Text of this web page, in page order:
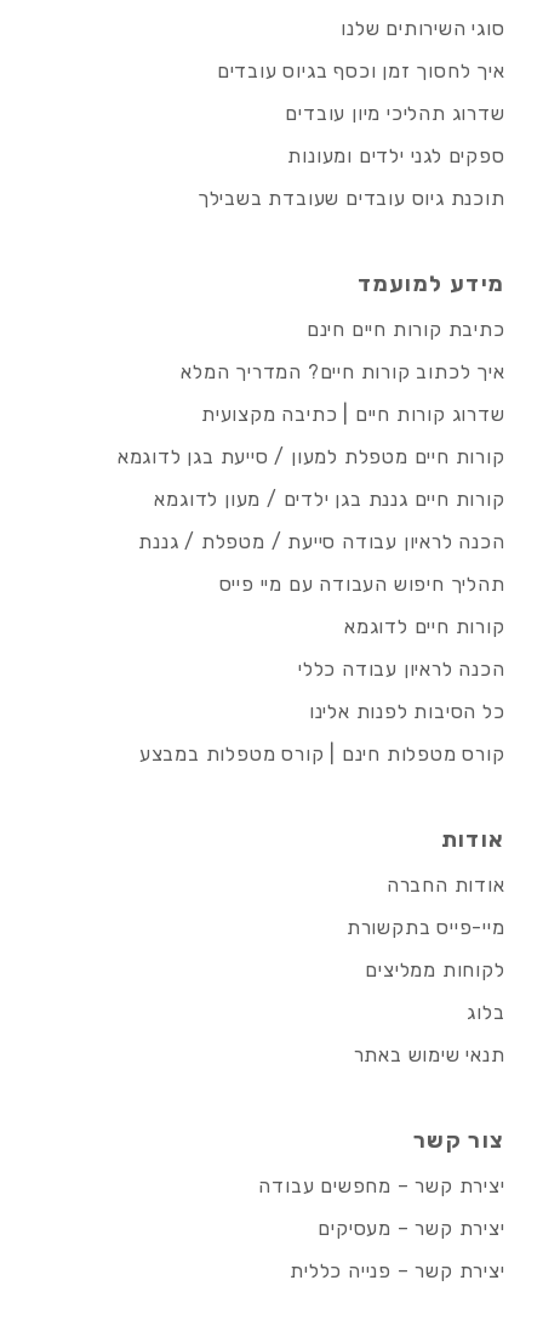
סוגי השירותים שלנו
איך לחסוך זמן וכסף בגיוס עובדים
שדרוג תהליכי מיון עובדים
ספקים לגני ילדים ומעונות
תוכנת גיוס עובדים שעובדת בשבילך
מידע למועמד
כתיבת קורות חיים חינם
איך לכתוב קורות חיים? המדריך המלא
שדרוג קורות חיים | כתיבה מקצועית
קורות חיים מטפלת למעון / סייעת בגן לדוגמא
קורות חיים גננת בגן ילדים / מעון לדוגמא
הכנה לראיון עבודה סייעת / מטפלת / גננת
תהליך חיפוש העבודה עם מיי פייס
קורות חיים לדוגמא
הכנה לראיון עבודה כללי
כל הסיבות לפנות אלינו
קורס מטפלות חינם | קורס מטפלות במבצע
אודות
אודות החברה
מיי-פייס בתקשורת
לקוחות ממליצים
בלוג
תנאי שימוש באתר
צור קשר
יצירת קשר – מחפשים עבודה
יצירת קשר – מעסיקים
יצירת קשר – פנייה כללית